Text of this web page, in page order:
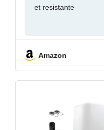
et resistante
Amazon